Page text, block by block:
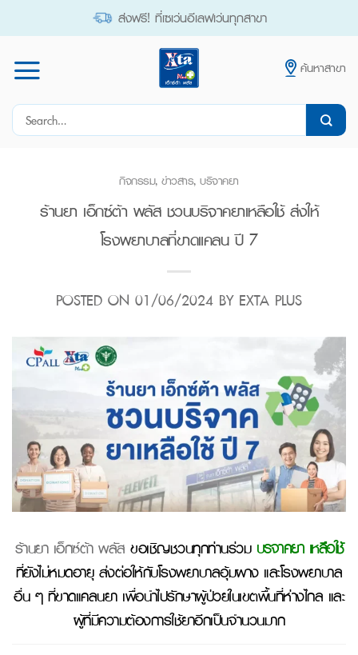
ส่งฟรี! ที่เซเว่นอีเลฟเว่นทุกสาขา
ค้นหาสาขา
Search
กิจกรรม,ข่าวสาร,บริจาคยา
ร้านยา เอ็กซ์ต้า พลัส ชวนบริจาคยาเหลือใช้ ส่งให้
โรงพยาบาลที่ขาดแคลน ปี 7
POSTED ON 01/06/2024 BY EXTA PLUS
ร้านยา เอ็กซ์ต้า พลัส ขอเชิญชวนทุกท่านร่วม บริจาคยา เหลือใช้
ที่ยังไม่หมดอายุ ส่งต่อให้กับโรงพยาบาลอุ้มผาง และโรงพยาบาล
อื่น ๆ ที่ขาดแคลนยา เพื่อนำไปรักษาผู้ป่วยในเขตพื้นที่ห่างไกล และ
ผู้ที่มีความต้องการใช้ยาอีกเป็นจำนวนมาก